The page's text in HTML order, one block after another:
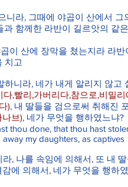
니라, 그때에 야곱이 산에서 그
함께한 라반이 길르앗의 같
이 산에 장막을 쳤는지라 라반
치고
하니라, 네가 내게 알리지 않고
다,빨리,가버리다,참으로,비밀리
), 내 딸들을 검으로써 취해진
나브), 네가 무엇을 행하였느냐?
thou done, that thou hast
my daughters, as captives
, 나를 속임에 의해서, 또 내
에 의해서, 네가 무엇을 행하